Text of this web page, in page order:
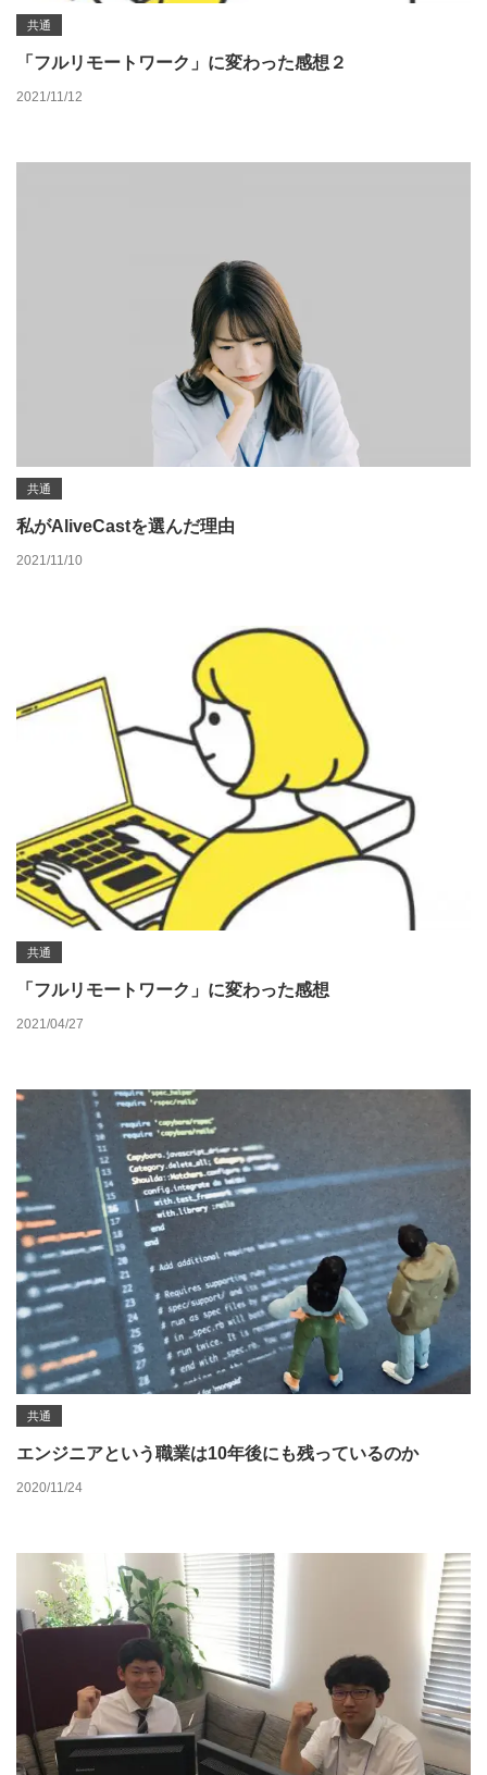
共通
「フルリモートワーク」に変わった感想２
2021/11/12
共通
私がAliveCastを選んだ理由
2021/11/10
共通
「フルリモートワーク」に変わった感想
2021/04/27
共通
エンジニアという職業は10年後にも残っているのか
2020/11/24